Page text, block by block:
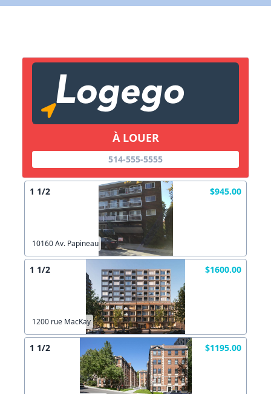
À LOUER
514-555-5555
1 1/2 $945.00
10160 Av. Papineau
1 1/2 $1600.00
1200 rue MacKay
1 1/2 $1195.00
X Fermer
Lien vers inscription (sera inclus dans courriel)
Copier lien
X Fermer